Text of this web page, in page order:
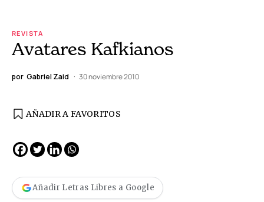
REVISTA
Avatares Kafkianos
por Gabriel Zaid 30 noviembre 2010
AÑADIR A FAVORITOS
Añadir Letras Libres a Google